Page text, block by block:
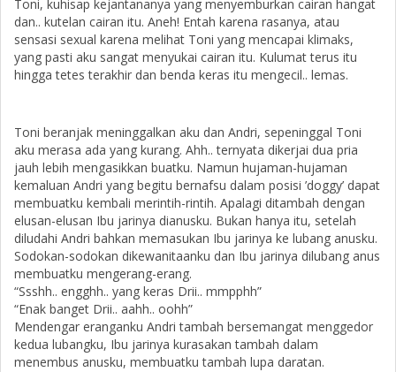
Toni, kuhisap kejantananya yang menyemburkan cairan hangat
dan.. kutelan cairan itu. Aneh! Entah karena rasanya, atau
sensasi sexual karena melihat Toni yang mencapai klimaks,
yang pasti aku sangat menyukai cairan itu. Kulumat terus itu
hingga tetes terakhir dan benda keras itu mengecil.. lemas.
Toni beranjak meninggalkan aku dan Andri, sepeninggal Toni
aku merasa ada yang kurang. Ahh.. ternyata dikerjai dua pria
jauh lebih mengasikkan buatku. Namun hujaman-hujaman
kemaluan Andri yang begitu bernafsu dalam posisi ’doggy’ dapat
membuatku kembali merintih-rintih. Apalagi ditambah dengan
elusan-elusan Ibu jarinya dianusku. Bukan hanya itu, setelah
diludahi Andri bahkan memasukan Ibu jarinya ke lubang anusku.
Sodokan-sodokan dikewanitaanku dan Ibu jarinya dilubang anus
membuatku mengerang-erang.
“Ssshh.. engghh.. yang keras Drii.. mmpphh”
“Enak banget Drii.. aahh.. oohh”
Mendengar eranganku Andri tambah bersemangat menggedor
kedua lubangku, Ibu jarinya kurasakan tambah dalam
menembus anusku, membuatku tambah lupa daratan.